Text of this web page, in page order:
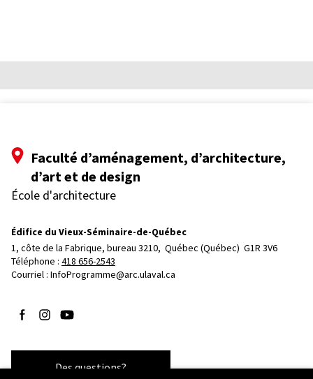
Faculté d’aménagement, d’architecture,
d’art et de design
École d'architecture
Édifice du Vieux-Séminaire-de-Québec
1, côte de la Fabrique, bureau 3210, Québec (Québec)  G1R 3V6
Téléphone : 418 656-2543
Courriel : InfoProgramme@arc.ulaval.ca
Suivez-nous sur Facebook
Suivez-nous sur Instagram
Suivez-nous sur YouTube
Des questions?